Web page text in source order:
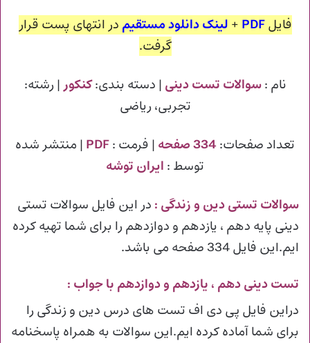
فایلPDF
+ لینک دانلود مستقیم در انتهای پست قرار
گرفت.
نام :سوالات تست دینی | دسته بندی:کنکور| رشته:
تجربی، ریاضی
تعداد صفحات:334 صفحه | فرمت :
| منتشر شده
توسط : ایران توشه
سوالات تستی دین و زندگی : در این فایل سوالات تستی
دینی پایه دهم ، یازدهم و دوازدهم را برای شما تهیه کرده
ایم.این فایل 334 صفحه می باشد.
تست دینی دهم ، یازدهم و دوازدهم با جواب :
دراین فایل پی دی اف تست های درس دین و زندگی را
برای شما آماده کرده ایم.این سوالات به همراه پاسخنامه